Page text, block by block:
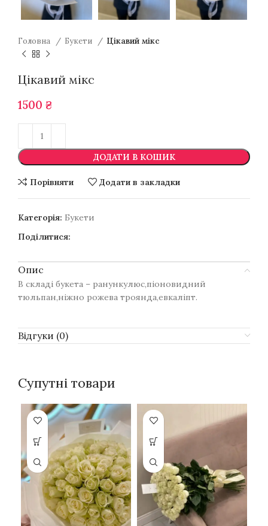
Головна Букети Цікавий мікс
Цікавий мікс
1500 ₴
ДОДАТИ В КОШИК
Порівняти Додати в закладки
Категорія: Букети
Поділитися:
Опис
В складі букета – ранункулюс,піоновидний
тюльпан,ніжно рожева троянда,евкаліпт.
Відгуки (0)
Супутні товари